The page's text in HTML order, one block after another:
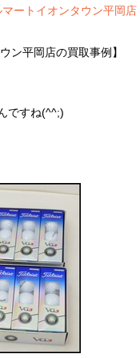
ートイオンタウン平岡店
ン平岡店の買取事例】
ですね(^^;)